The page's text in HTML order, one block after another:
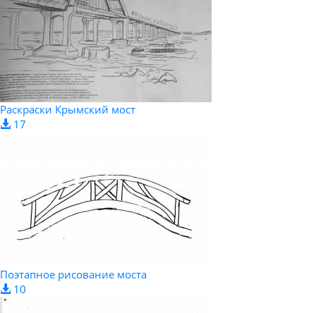
Раскраски Крымский мост
17
Поэтапное рисование моста
10